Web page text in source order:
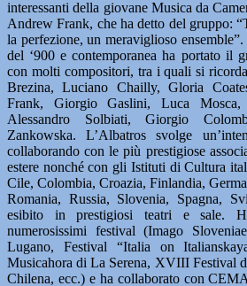
interessanti della giovane Musica da
Andrew Frank, che ha detto del gruppo:
la perfezione, un meraviglioso ensemble”.
del ‘900 e contemporanea ha portato il
con molti compositori, tra i quali si
Brezina, Luciano Chailly, Gloria
Frank, Giorgio Gaslini, Luca
Alessandro Solbiati, Giorgio
Zankowska. L’Albatros svolge
collaborando con le più prestigiose
estere nonché con gli Istituti di Cultura
Cile, Colombia, Croazia, Finlandia,
Romania, Russia, Slovenia, Spagna,
esibito in prestigiosi teatri e sale.
numerosissimi festival (Imago
Lugano, Festival “Italia on
Musicahora di La Serena, XVIII Festival
Chilena, ecc.) e ha collaborato con